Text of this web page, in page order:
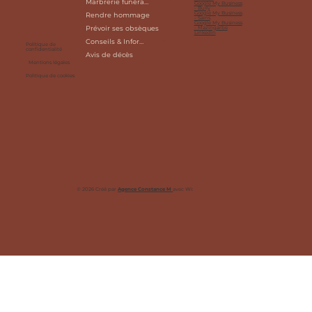
Politique de
confidentialité
Mentions légales
Politique de cookies
Google My Business
- Bully
Google My Business
- Sains
Google My Business
- Mazingarbe
Linkedin
Marbrerie funéraire
Rendre hommage
Prévoir ses obsèques
Conseils & Informations
Avis de décès
© 2026 Créé parAgence Constance MavecWix Studio™